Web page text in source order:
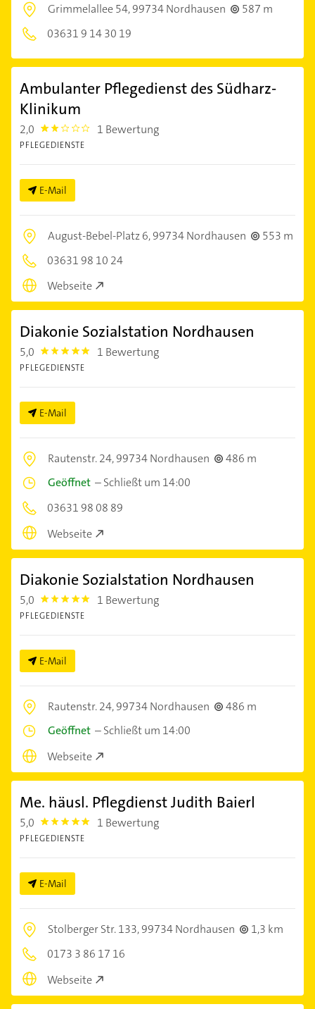
Grimmelallee 54,99734 Nordhausen
587 m
03631 9 14 30 19
Ambulanter Pflegedienst des Südharz-
Klinikum
2,0 2.0 1 Bewertung
PFLEGEDIENSTE
E-Mail
August-Bebel-Platz 6,99734 Nordhausen
553 m
03631 98 10 24
Webseite
Diakonie Sozialstation Nordhausen
5,0 5.0 1 Bewertung
PFLEGEDIENSTE
E-Mail
Rautenstr. 24,99734 Nordhausen
486 m
Geöffnet –Schließt um 14:00
03631 98 08 89
Webseite
Diakonie Sozialstation Nordhausen
5,0 5.0 1 Bewertung
PFLEGEDIENSTE
E-Mail
Rautenstr. 24,99734 Nordhausen
486 m
Geöffnet –Schließt um 14:00
Webseite
Me. häusl. Pflegdienst Judith Baierl
5,0 5.0 1 Bewertung
PFLEGEDIENSTE
E-Mail
Stolberger Str. 133,99734 Nordhausen
1,3 km
0173 3 86 17 16
Webseite